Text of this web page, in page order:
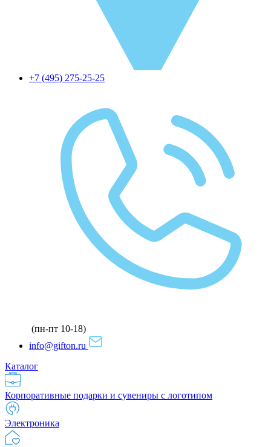
+7 (495) 275-25-25
(пн-пт 10-18)
info@gifton.ru
Каталог
Корпоративные подарки и сувениры с логотипом
Электроника